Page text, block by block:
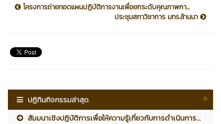
โครงการถ่ายทอดแผนปฏิบัติการงานเพื่อยกระดับคุณภาพกา...
ประชุมสภาวิชาการ มทร.ล้านนา
ปฏิทินกิจกรรมล่าสุด
สัมมนาเชิงปฏิบัติการเพื่อให้ความรู้เกี่ยวกับการดำเนินการ...